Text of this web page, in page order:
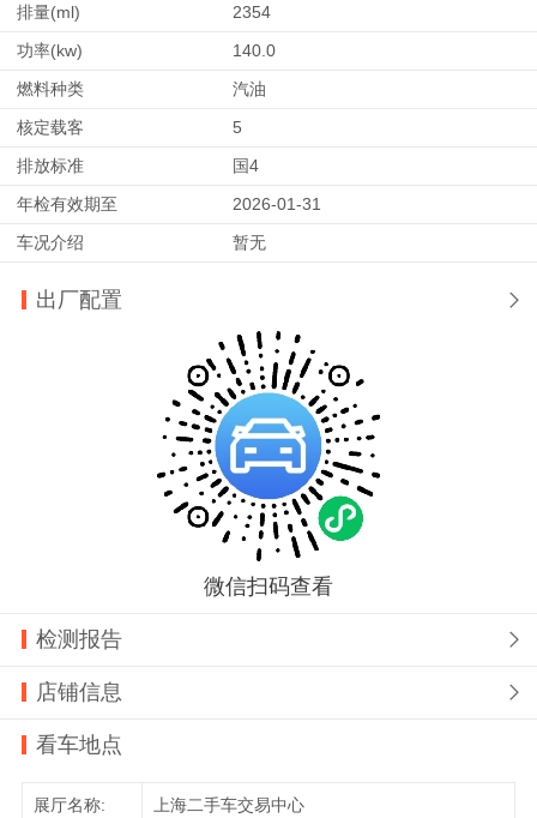
排量(ml)
2354
功率(kw)
140.0
燃料种类
汽油
核定载客
5
排放标准
国4
年检有效期至
2026-01-31
车况介绍
暂无
出厂配置 
微信扫码查看
检测报告 
店铺信息 
看车地点
展厅名称: 上海二手车交易中心